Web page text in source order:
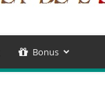
Bonus